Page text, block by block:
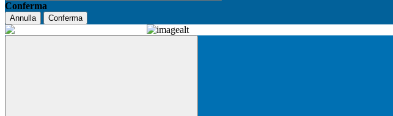
Conferma
Annulla Conferma